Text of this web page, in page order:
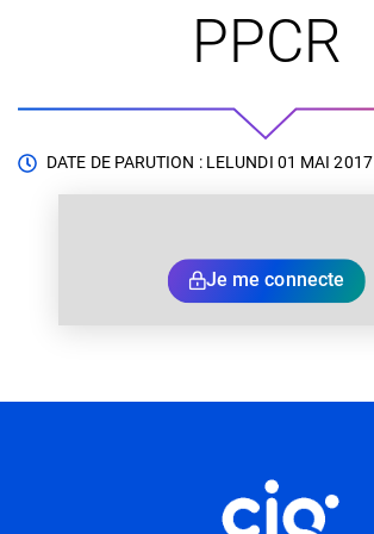
PPCR
DATE DE PARUTION : LELUNDI 01 MAI 2017
Je me connecte